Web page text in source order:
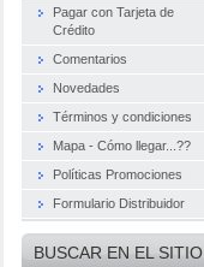
Pagar con Tarjeta de
Crédito
Comentarios
Novedades
Términos y condiciones
Mapa - Cómo llegar...??
Políticas Promociones
Formulario Distribuidor
BUSCAR EN EL SITIO